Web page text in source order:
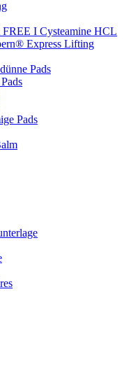
I Cysteamine HCL
Express Lifting
Pads
Pads